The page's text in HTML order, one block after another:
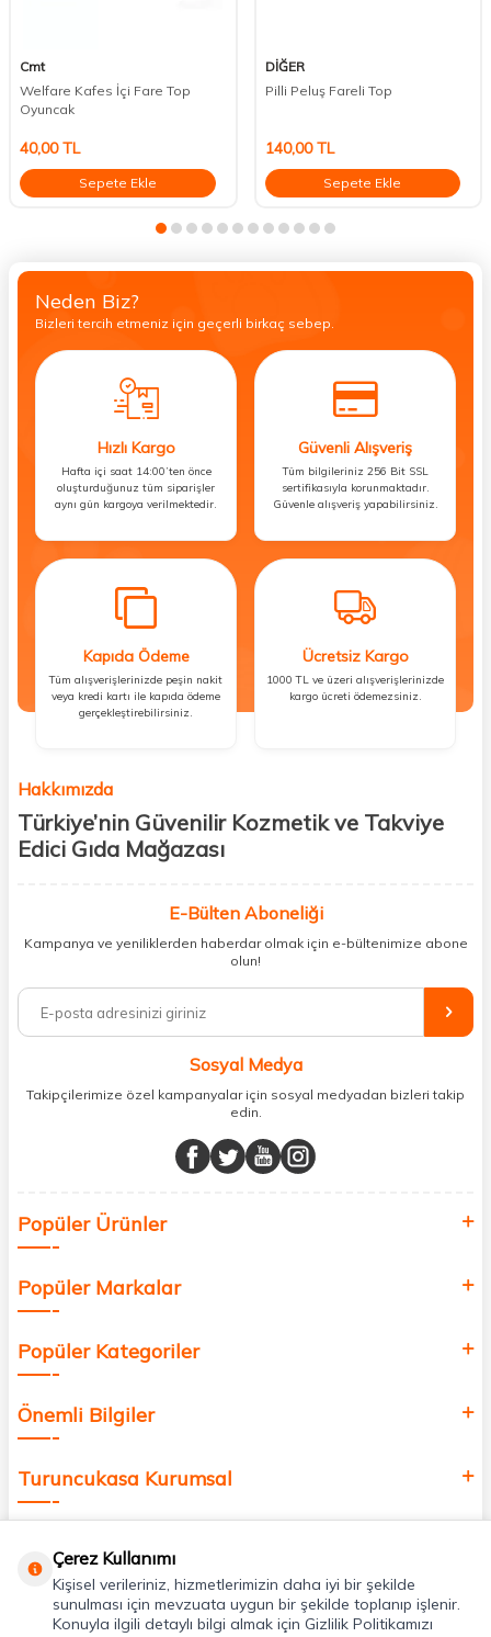
Cmt
Welfare Kafes İçi Fare Top
Oyuncak
40,00TL
Sepete Ekle
DİĞER
Pilli Peluş Fareli Top
140,00TL
Sepete Ekle
Neden Biz?
Bizleri tercih etmeniz için geçerli birkaç sebep.
Hızlı Kargo
Hafta içi saat 14:00’ten önce
oluşturduğunuz tüm siparişler
aynı gün kargoya verilmektedir.
Güvenli Alışveriş
Tüm bilgileriniz 256 Bit SSL
sertifikasıyla korunmaktadır.
Güvenle alışveriş yapabilirsiniz.
Kapıda Ödeme
Tüm alışverişlerinizde peşin nakit
veya kredi kartı ile kapıda ödeme
gerçekleştirebilirsiniz.
Ücretsiz Kargo
1000 TL ve üzeri alışverişlerinizde
kargo ücreti ödemezsiniz.
Hakkımızda
Türkiye’nin Güvenilir Kozmetik ve Takviye
Edici Gıda Mağazası
kişisel bakım hem de takviye edici gıda ürünlerini sizlerle
buluşturuyoruz. Artık mağaza mağaza dolaşmanıza gerek yok;
ihtiyacınız olan her şeyi tek bir çatı altında topluyor ve kapınıza kadar
%100 orijinal kozmetik ve sağlık ürünleriyle güzelliğinizi tamamlayabilir,
vücudunuzu desteklemek için güvenilir takviye edici gıdalara
minerallere kadar binlerce ürünü uygun fiyat ve hızlı kargo avantajıyla
sunuyoruz.
buluşturuyor ve online alışveriş deneyiminizi en iyi hale getiriyoruz.
Sağlık, güzellik ve iyi yaşam için aradığınız her şey burada!
değer katmak için bize katılın!
E-Bülten Aboneliği
Kampanya ve yeniliklerden haberdar olmak için e-bültenimize abone
olun!
Sosyal Medya
Takipçilerimize özel kampanyalar için sosyal medyadan bizleri takip
edin.
Popüler Ürünler
Popüler Markalar
Popüler Kategoriler
Önemli Bilgiler
Turuncukasa Kurumsal
Uygulamalarımız
Çerez Kullanımı
Kişisel verileriniz, hizmetlerimizin daha iyi bir şekilde
sunulması için mevzuata uygun bir şekilde toplanıp işlenir.
Konuyla ilgili detaylı bilgi almak için Gizlilik Politikamızı